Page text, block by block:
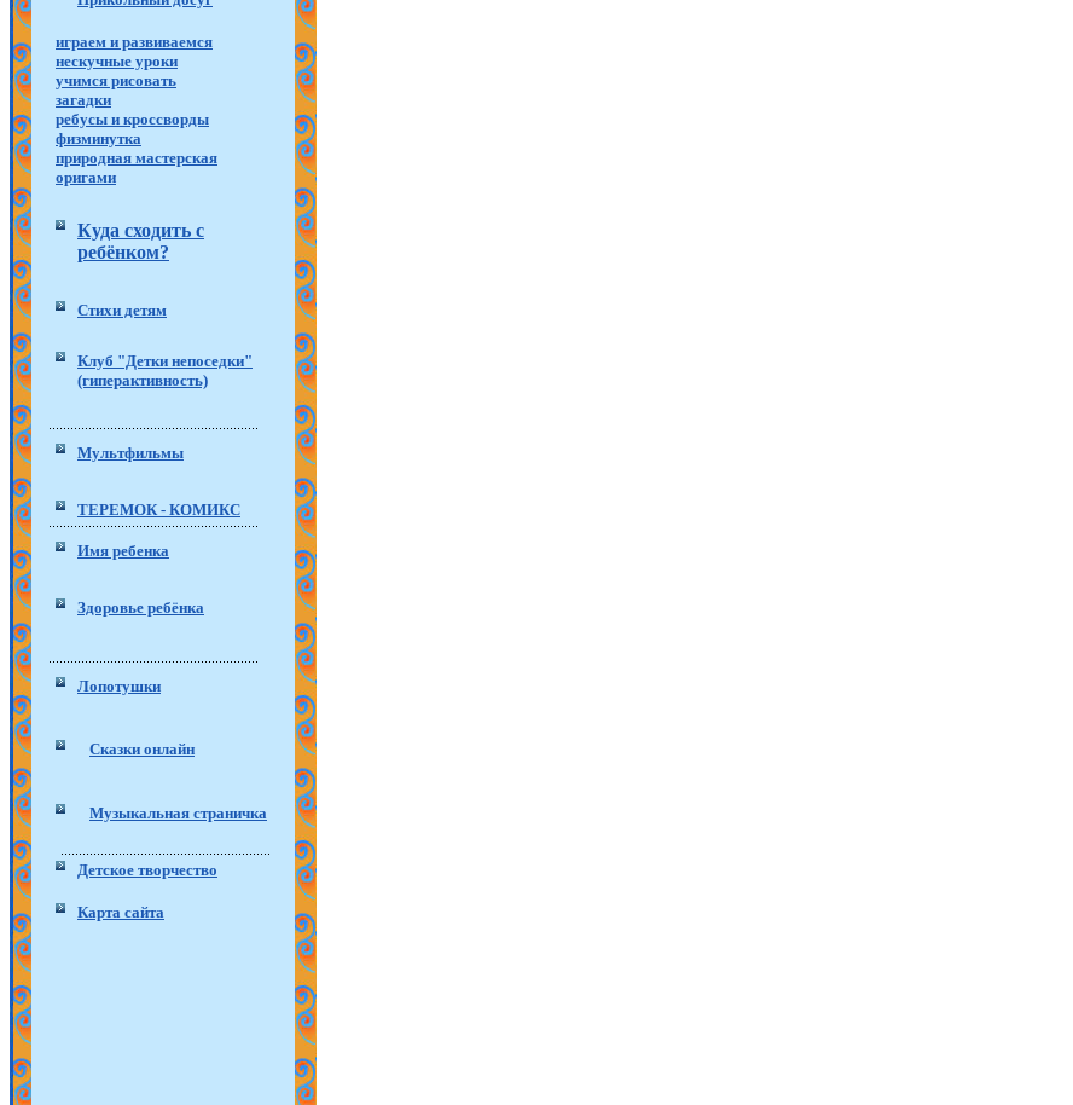
играем и развиваемся
нескучные уроки
учимся рисовать
загадки
ребусы и кроссворды
физминутка
природная мастерская
оригами
Куда сходить с
ребёнком?
Стихи детям
Клуб "Детки непоседки"
(гиперактивность)
Мультфильмы
ТЕРЕМОК - КОМИКС
Имя ребенка
Здоровье ребёнка
Лопотушки
Сказки онлайн
Музыкальная страничка
Детское творчество
Карта сайта